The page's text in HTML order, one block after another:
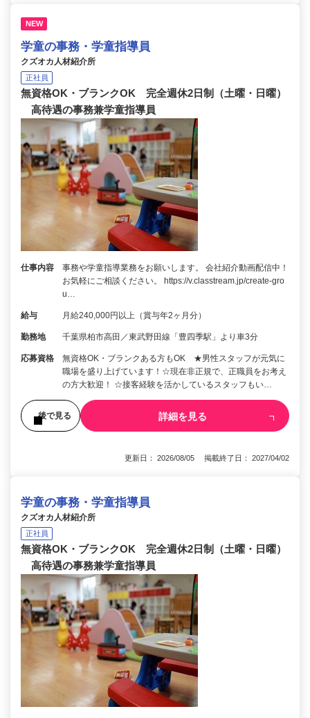
NEW
学童の事務・学童指導員
クズオカ人材紹介所
正社員
無資格OK・ブランクOK 完全週休2日制（土曜・日曜）
高待遇の事務兼学童指導員
仕事内容
事務や学童指導業務をお願いします。 会社紹介動画配信中！
お気軽にご相談ください。 https://v.classtream.jp/create-gro
u…
給与 月給240,000円以上（賞与年2ヶ月分）
勤務地 千葉県柏市高田／東武野田線「豊四季駅」より車3分
応募資格
無資格OK・ブランクある方もOK ★男性スタッフが元気に
職場を盛り上げています！☆現在非正規で、正職員をお考え
の方大歓迎！ ☆接客経験を活かしているスタッフもい…
後で見る 詳細を見る
更新日： 2026/08/05 掲載終了日： 2027/04/02
学童の事務・学童指導員
クズオカ人材紹介所
正社員
無資格OK・ブランクOK 完全週休2日制（土曜・日曜）
高待遇の事務兼学童指導員